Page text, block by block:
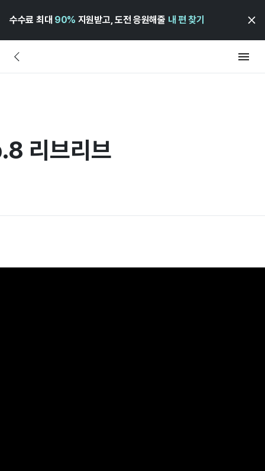
수수료 최대 90% 지원받고, 도전 응원해줄 내 편 찾기
리브리브